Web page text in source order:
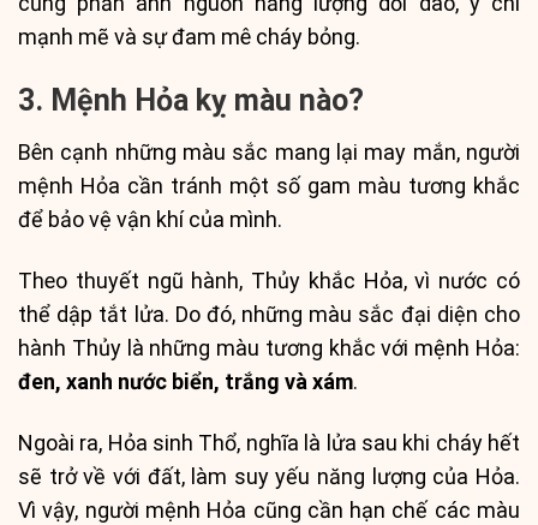
mạnh mẽ và sự đam mê cháy bỏng.
3. Mệnh Hỏa kỵ màu nào?
Bên cạnh những màu sắc mang lại may mắn, người
mệnh Hỏa cần tránh một số gam màu tương khắc
để bảo vệ vận khí của mình.
Theo thuyết ngũ hành, Thủy khắc Hỏa, vì nước có
thể dập tắt lửa. Do đó, những màu sắc đại diện cho
hành Thủy là những màu tương khắc với mệnh Hỏa:
đen, xanh nước biển, trắng và xám.
Ngoài ra, Hỏa sinh Thổ, nghĩa là lửa sau khi cháy hết
sẽ trở về với đất, làm suy yếu năng lượng của Hỏa.
Vì vậy, người mệnh Hỏa cũng cần hạn chế các màu